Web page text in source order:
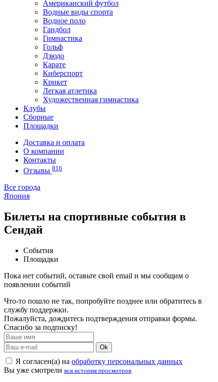
Американский футбол
Водные виды спорта
Водное поло
Гандбол
Гимнастика
Гольф
Дзюдо
Карате
Киберспорт
Крикет
Легкая атлетика
Художественная гимнастика
Клубы
Сборные
Площадки
Доставка и оплата
О компании
Контакты
Отзывы 816
Все города
Япония
Билеты на спортивные события в
Сендай
События
Площадки
Пока нет событий, оставьте свой email и мы сообщим о
появлении событий
Что-то пошло не так, попробуйте позднее или обратитесь в
службу поддержки.
Пожалуйста, дождитесь подтверждения отправки формы.
Спасибо за подписку!
Ok
Я согласен(а) на обработку персональных данных
Вы уже смотрели вся история просмотров